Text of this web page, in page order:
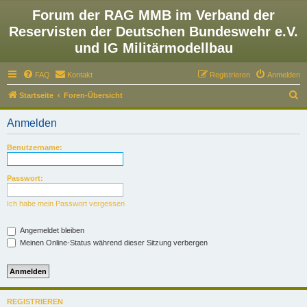
Forum der RAG MMB im Verband der
Reservisten der Deutschen Bundeswehr e.V.
und IG Militärmodellbau
FAQ Kontakt Anmelden
Registrieren
Startseite Foren-Übersicht
u
Anmelden
Benutzername:
Passwort:
Ich habe mein Passwort vergessen
Angemeldet bleiben
Meinen Online-Status während dieser Sitzung verbergen
REGISTRIEREN